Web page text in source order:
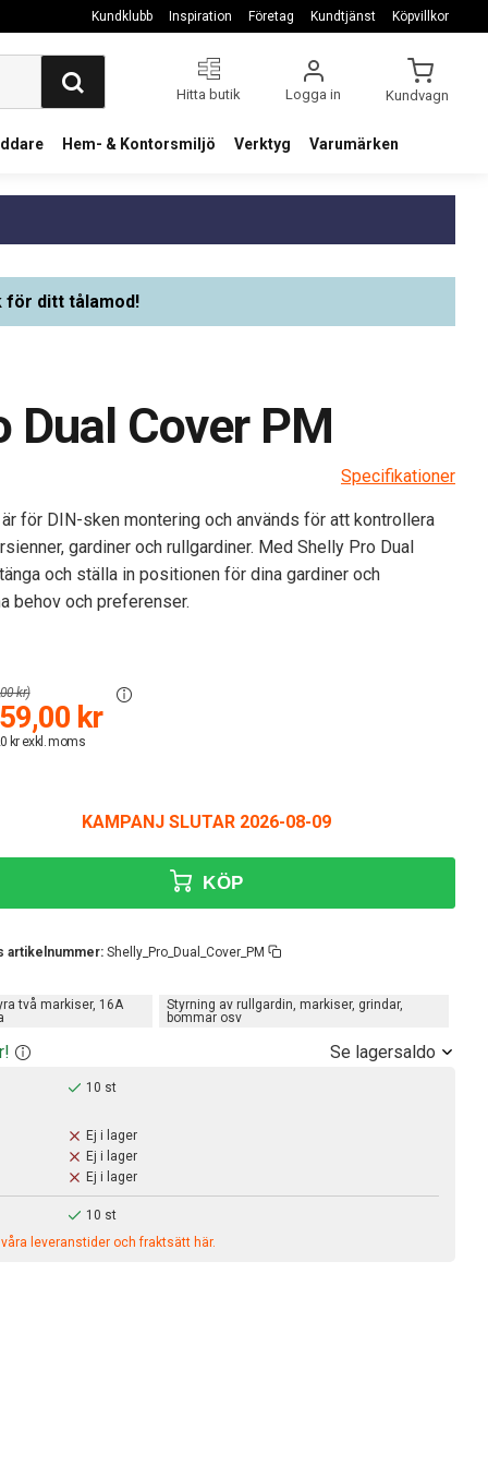
Kundklubb Inspiration Företag Kundtjänst Köpvillkor
Hitta butik Logga in Kundvagn
Hem- & Kontorsmiljö Verktyg Varumärken
för ditt tålamod!
Dual Cover PM
Specifikationer
för DIN-sken montering och används för att kontrollera
gardiner och rullgardiner. Med Shelly Pro Dual
och ställa in positionen för dina gardiner och
behov och preferenser.
KAMPANJ SLUTAR 2026-08-09
kr
kr exkl. moms
kr)
artikelnummer: Shelly_Pro_Dual_Cover_PM
KÖP
två markiser, 16A
Styrning av rullgardin, markiser, grindar,
bommar osv
Se lagersaldo
10 st
Ej i lager
Ej i lager
Ej i lager
10 st
leveranstider och fraktsätt här.